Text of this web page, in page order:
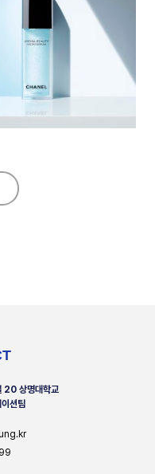
20 상명대학교
션팀